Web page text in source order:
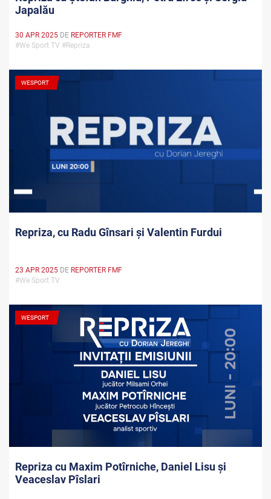
Japalău
30 APR 2025 DE REPORTER FMF
#We Sport TV #Repriza
WESPORT
Repriza, cu Radu Gînsari și Valentin Furdui
23 APR 2025 DE REPORTER FMF
#We Sport TV
WESPORT
Repriza cu Maxim Potîrniche, Daniel Lisu și
Veaceslav Pîslari